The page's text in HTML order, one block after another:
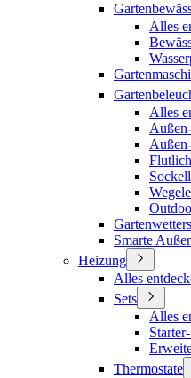
Alles
Alles
Smarte
Heizung
Alles
Sets
Alles
Thermostate